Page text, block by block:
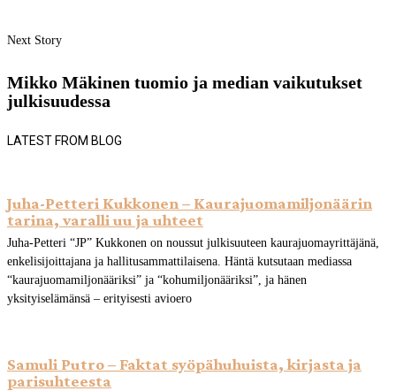
Next Story
Mikko Mäkinen tuomio ja median vaikutukset
julkisuudessa
LATEST FROM BLOG
Juha-Petteri Kukkonen – Kaurajuomamiljonäärin
tarina, varalli uu ja uhteet
Juha-Petteri “JP” Kukkonen on noussut julkisuuteen kaurajuomayrittäjänä,
enkelisijoittajana ja hallitusammattilaisena. Häntä kutsutaan mediassa
“kaurajuomamiljonääriksi” ja “kohumiljonääriksi”, ja hänen
yksityiselämänsä – erityisesti avioero
Samuli Putro – Faktat syöpähuhuista, kirjasta ja
parisuhteesta